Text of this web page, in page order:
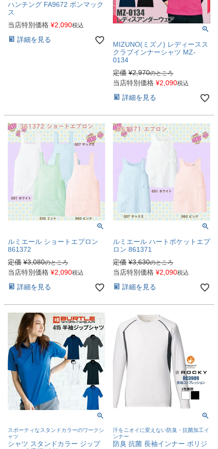
ハンチング FA9672 ボンマック
ス
当店特別価格 ¥2,090税込
詳細を見る
MIZUNO(ミズノ) レディースス
クラブインナーシャツ MZ-
0134
定価 ¥2,970のところ
当店特別価格 ¥2,090税込
詳細を見る
ルミエール ショートエプロン
861372
定価 ¥3,080のところ
当店特別価格 ¥2,090税込
詳細を見る
ルミエール ハートポケットエプ
ロン 861371
定価 ¥3,630のところ
当店特別価格 ¥2,090税込
詳細を見る
スポーティなスタンドカラーのワークシ
ャツ
シャツ スタンドカラー ジップ
汗をニオイに変えない防臭・抗菌加工イ
ンナー
防臭 抗菌 長袖インナー ポリジ